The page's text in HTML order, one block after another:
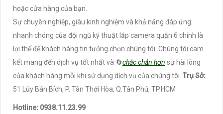
hoặc cửa hàng của bạn.
Sự chuyên nghiệp, giàu kinh nghiệm và khả năng đáp ứng
nhanh chóng của đội ngũ kỹ thuật lắp camera quận 6 chính là
lợi thế để khách hàng tin tưởng chọn chúng tôi. Chúng tôi cam
kết mang đến dịch vụ tốt nhất và 🔄chắc chắn hơn sự hài lòng
của khách hàng mỗi khi sử dụng dịch vụ của chúng tôi. Trụ Sở:
51 Lũy Bán Bích, P. Tân Thới Hòa, Q.Tân Phú, TP.HCM
Hotline: 0938.11.23.99